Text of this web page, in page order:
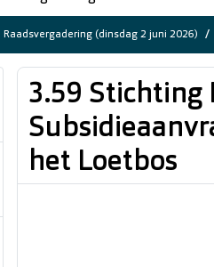
Raadsvergadering (dinsdag 2 juni 2026)
3.59 Stichting
het Loetbos